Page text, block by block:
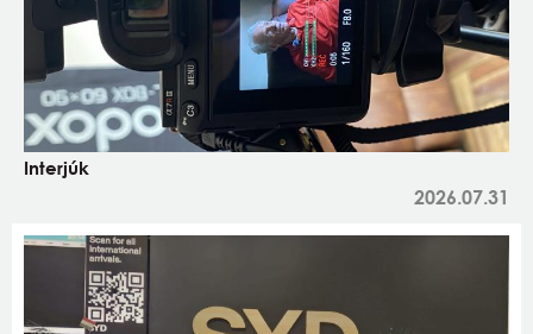
Interjúk
2026.07.31